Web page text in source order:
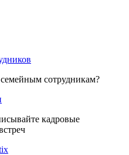
сотрудникам?
кадровые